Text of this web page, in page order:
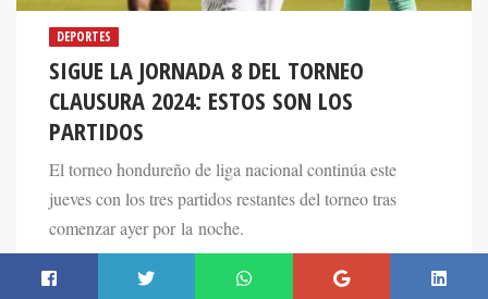
DEPORTES
SIGUE LA JORNADA 8 DEL TORNEO
CLAUSURA 2024: ESTOS SON LOS
PARTIDOS
El torneo hondureño de liga nacional continúa este
jueves con los tres partidos restantes del torneo tras
comenzar ayer por la noche.
29 Feb 2024. 09:40 AM